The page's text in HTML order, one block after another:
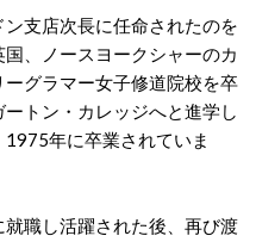
支店次長に任命されたのを
、ノースヨークシャーのカ
グラマー女子修道院校を卒
トン・カレッジへと進学し
年に卒業されていま
職し活躍された後、再び渡